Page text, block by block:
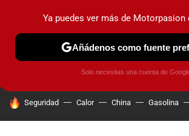
PRUEBAS COCHES ELÉCTRICOS
HOY SE HABLA DE
Seguridad Calor China Gasolina
Ya puedes ver más de Motorpasion
Añádenos como fuente
Solo necesitas una cuenta de